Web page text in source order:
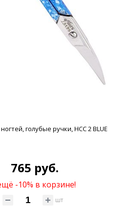
голубые ручки, HCC 2 BLUE
765 руб.
-10% в корзине!
шт